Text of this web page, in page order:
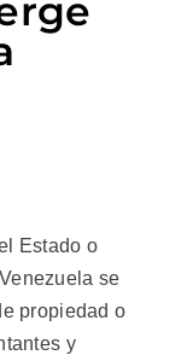
Estado o
se
propiedad o
y